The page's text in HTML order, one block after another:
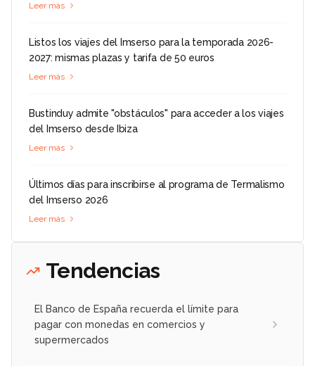
Leer más
Listos los viajes del Imserso para la temporada 2026-
2027: mismas plazas y tarifa de 50 euros
Leer más
Bustinduy admite "obstáculos" para acceder a los viajes
del Imserso desde Ibiza
Leer más
Últimos días para inscribirse al programa de Termalismo
del Imserso 2026
Leer más
Tendencias
El Banco de España recuerda el límite para
pagar con monedas en comercios y
supermercados